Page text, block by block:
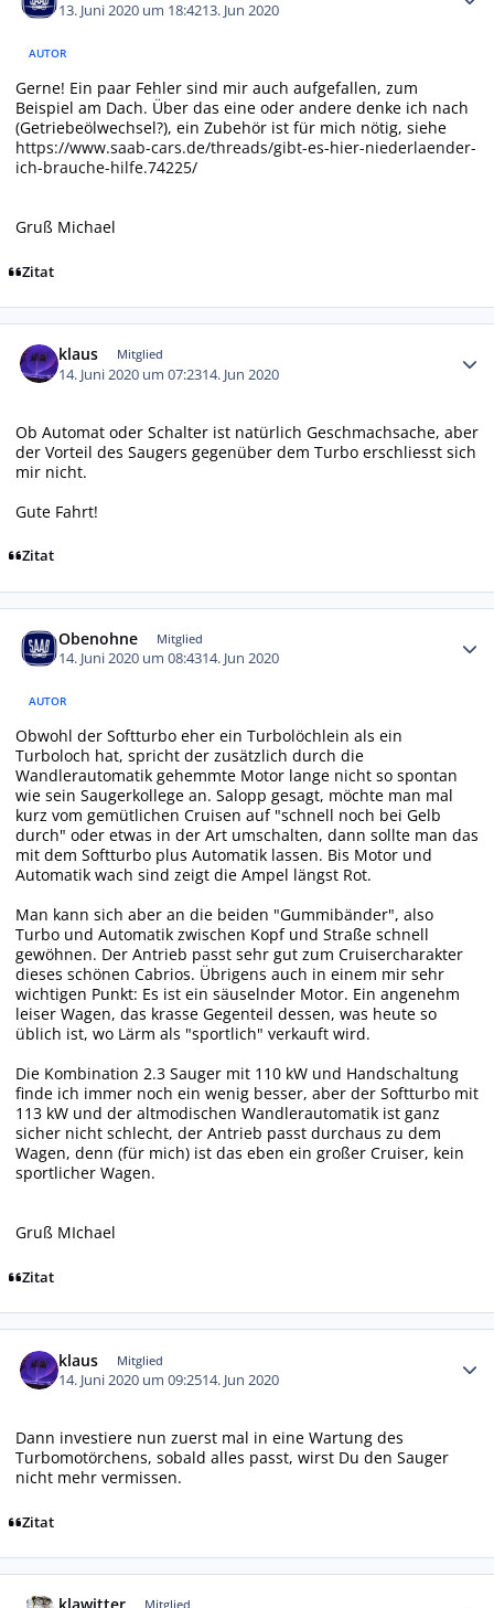
13. Juni 2020 um 18:4213. Jun 2020
AUTOR
Gerne! Ein paar Fehler sind mir auch aufgefallen, zum
Beispiel am Dach. Über das eine oder andere denke ich nach
(Getriebeölwechsel?), ein Zubehör ist für mich nötig, siehe
https://www.saab-cars.de/threads/gibt-es-hier-niederlaender-
ich-brauche-hilfe.74225/
Gruß Michael
Zitat
klaus Mitglied
14. Juni 2020 um 07:2314. Jun 2020
Ob Automat oder Schalter ist natürlich Geschmachsache, aber
der Vorteil des Saugers gegenüber dem Turbo erschliesst sich
mir nicht.
Gute Fahrt!
Zitat
Obenohne Mitglied
14. Juni 2020 um 08:4314. Jun 2020
AUTOR
Obwohl der Softturbo eher ein Turbolöchlein als ein
Turboloch hat, spricht der zusätzlich durch die
Wandlerautomatik gehemmte Motor lange nicht so spontan
wie sein Saugerkollege an. Salopp gesagt, möchte man mal
kurz vom gemütlichen Cruisen auf "schnell noch bei Gelb
durch" oder etwas in der Art umschalten, dann sollte man das
mit dem Softturbo plus Automatik lassen. Bis Motor und
Automatik wach sind zeigt die Ampel längst Rot.
Man kann sich aber an die beiden "Gummibänder", also
Turbo und Automatik zwischen Kopf und Straße schnell
gewöhnen. Der Antrieb passt sehr gut zum Cruisercharakter
dieses schönen Cabrios. Übrigens auch in einem mir sehr
wichtigen Punkt: Es ist ein säuselnder Motor. Ein angenehm
leiser Wagen, das krasse Gegenteil dessen, was heute so
üblich ist, wo Lärm als "sportlich" verkauft wird.
Die Kombination 2.3 Sauger mit 110 kW und Handschaltung
finde ich immer noch ein wenig besser, aber der Softturbo mit
113 kW und der altmodischen Wandlerautomatik ist ganz
sicher nicht schlecht, der Antrieb passt durchaus zu dem
Wagen, denn (für mich) ist das eben ein großer Cruiser, kein
sportlicher Wagen.
Gruß MIchael
Zitat
klaus Mitglied
14. Juni 2020 um 09:2514. Jun 2020
Dann investiere nun zuerst mal in eine Wartung des
Turbomotörchens, sobald alles passt, wirst Du den Sauger
nicht mehr vermissen.
Zitat
Mitglied